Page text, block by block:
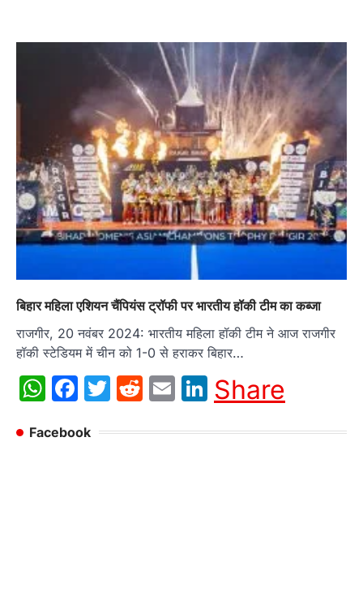
बिहार महिला एशियन चैंपियंस ट्रॉफी पर भारतीय हॉकी टीम का कब्जा
राजगीर, 20 नवंबर 2024: भारतीय महिला हॉकी टीम ने आज राजगीर
हॉकी स्टेडियम में चीन को 1-0 से हराकर बिहार…
WhatsApp
Facebook
Twitter
Reddit
EmailLinkedIn
Share
Facebook